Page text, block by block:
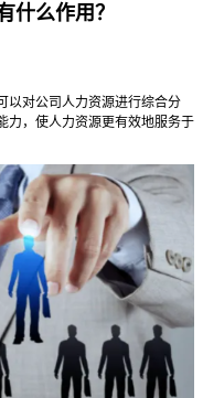
什么作用？
以对公司人力资源进行综合分
力，使人力资源更有效地服务于